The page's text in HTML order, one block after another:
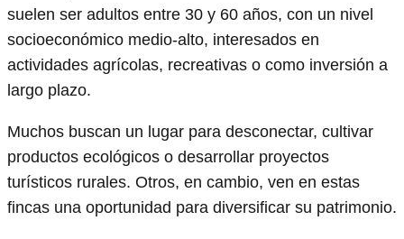
suelen ser adultos entre 30 y 60 años, con un nivel
socioeconómico medio-alto, interesados en
actividades agrícolas, recreativas o como inversión a
largo plazo.
Muchos buscan un lugar para desconectar, cultivar
productos ecológicos o desarrollar proyectos
turísticos rurales. Otros, en cambio, ven en estas
fincas una oportunidad para diversificar su patrimonio.